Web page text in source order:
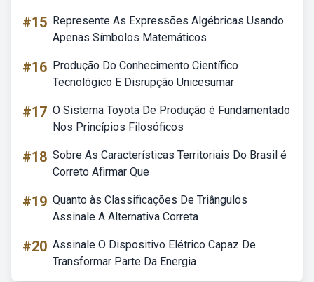
#15 Represente As Expressões Algébricas Usando
Apenas Símbolos Matemáticos
#16 Produção Do Conhecimento Científico
Tecnológico E Disrupção Unicesumar
#17 O Sistema Toyota De Produção é Fundamentado
Nos Princípios Filosóficos
#18 Sobre As Características Territoriais Do Brasil é
Correto Afirmar Que
#19 Quanto às Classificações De Triângulos
Assinale A Alternativa Correta
#20 Assinale O Dispositivo Elétrico Capaz De
Transformar Parte Da Energia